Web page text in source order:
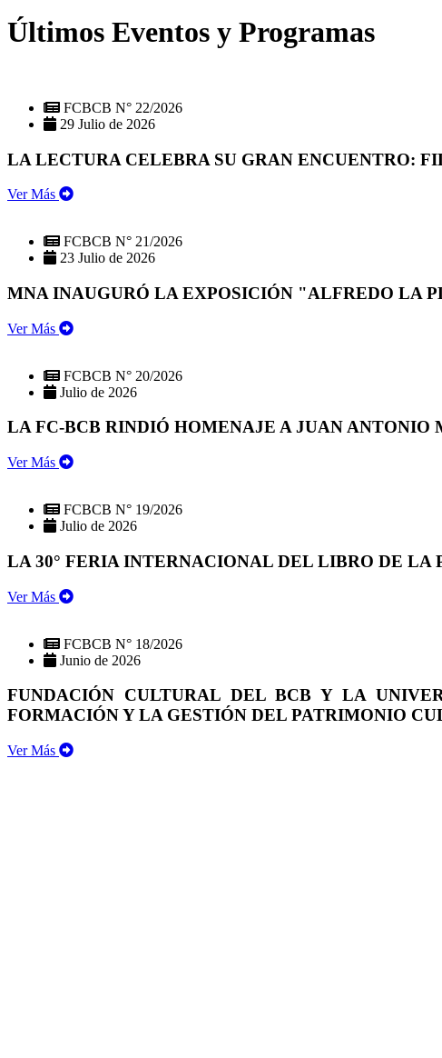
Últimos Eventos y Programas
FCBCB N° 22/2026
29 Julio de 2026
LA LECTURA CELEBRA SU GRAN ENCUENTRO:
Ver Más
FCBCB N° 21/2026
23 Julio de 2026
MNA INAUGURÓ LA EXPOSICIÓN "ALFREDO LA
Ver Más
FCBCB N° 20/2026
Julio de 2026
LA FC-BCB RINDIÓ HOMENAJE A JUAN ANTONIO
Ver Más
FCBCB N° 19/2026
Julio de 2026
LA 30° FERIA INTERNACIONAL DEL LIBRO DE
Ver Más
FCBCB N° 18/2026
Junio de 2026
FUNDACIÓN CULTURAL DEL BCB Y LA
FORMACIÓN Y LA GESTIÓN DEL PATRIMONIO
Ver Más